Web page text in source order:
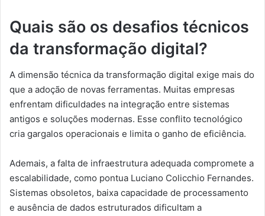
Quais são os desafios técnicos
da transformação digital?
A dimensão técnica da transformação digital exige mais do
que a adoção de novas ferramentas. Muitas empresas
enfrentam dificuldades na integração entre sistemas
antigos e soluções modernas. Esse conflito tecnológico
cria gargalos operacionais e limita o ganho de eficiência.
Ademais, a falta de infraestrutura adequada compromete a
escalabilidade, como pontua Luciano Colicchio Fernandes.
Sistemas obsoletos, baixa capacidade de processamento
e ausência de dados estruturados dificultam a